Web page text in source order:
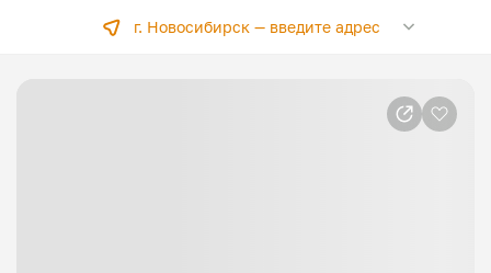
г. Новосибирск —введите адрес